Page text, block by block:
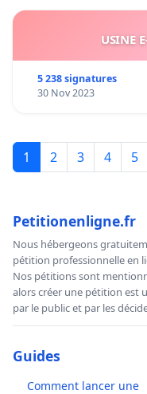
USINE
5 238 signatures
30 Nov 2023
1 2 3 4 5
Petitionenligne.fr
Nous hébergeons
pétition professionnelle en
Nos pétitions sont
alors créer une pétition est
par le public et par les
Guides
Comment lancer une